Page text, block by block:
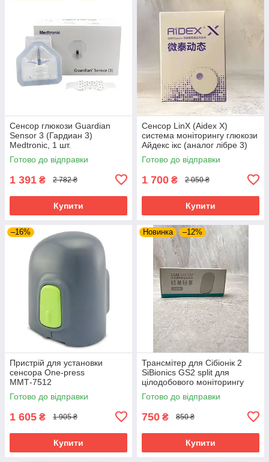
Сенсор глюкози Guardian
Sensor 3 (Гардиан 3)
Medtronic, 1 шт.
Готово до відправки
1 391 ₴ 2 782 ₴
Купити
Сенсор LinX (Aidex X)
система моніторингу глюкози
Айдекс ікс (аналог лібре 3)
Готово до відправки
1 700 ₴ 2 050 ₴
Купити
–16%
Пристрій для установки
сенсора One-press
ММТ-7512
Готово до відправки
1 605 ₴ 1 905 ₴
Купити
Новинка –12%
Трансмітер для Сібіонік 2
SiBionics GS2 split для
цілодобового моніторингу
рівня цукру
Готово до відправки
750 ₴ 850 ₴
Купити